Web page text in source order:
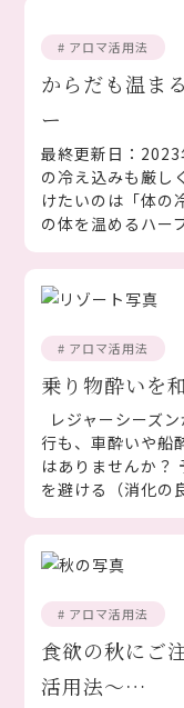
# アロマ活用法
からだも温ま
ー
最終更新日：
の冷え込みも厳し
けたいのは「体の
の体を温めるハー
# アロマ活用法
乗り物酔いを
レジャーシーズ
行も、車酔いや船
はありませんか？
を避ける（消化の
# アロマ活用法
食欲の秋にご
活用法～…